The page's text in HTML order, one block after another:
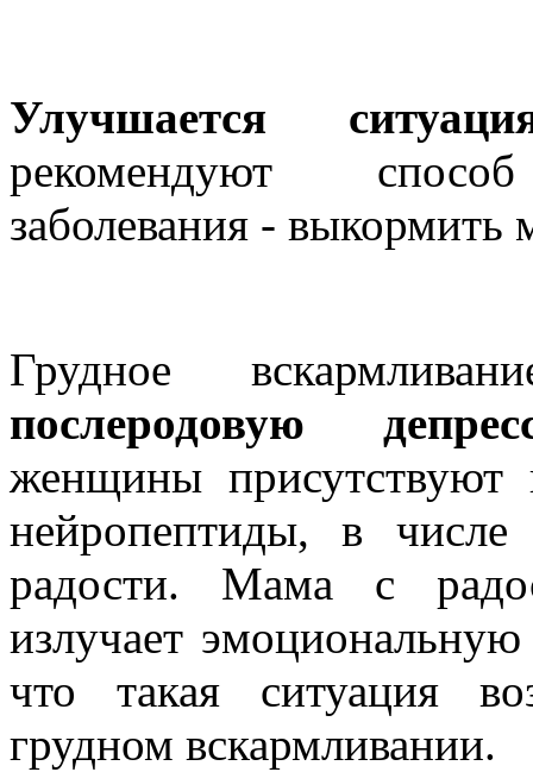
Улучшается
рекомендуют способ
заболевания -
Грудное
послеродовую
женщины присутствуют
нейропептиды, в
радости. Мама с
излучает
что такая ситуация
грудном вскармливании.